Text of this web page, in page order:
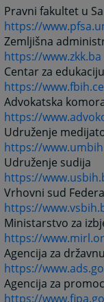
Pravni fakultet u
https://
Zemljišna
https://www.zkk.ba
Centar za
https://
Advokatska
https://
Udruženje
https://
Udruženje sudija
https://
Vrhovni sud
https://
Ministarstvo za
https://
Agencija za
https://
Agencija za
https://